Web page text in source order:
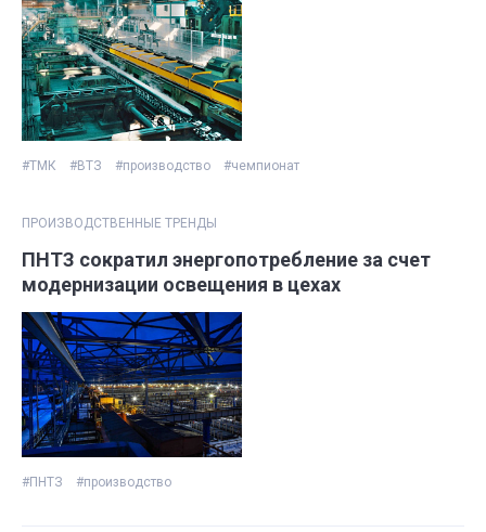
#ТМК #ВТЗ #производство #чемпионат
ПРОИЗВОДСТВЕННЫЕ ТРЕНДЫ
ПНТЗ сократил энергопотребление за счет
модернизации освещения в цехах
#ПНТЗ #производство